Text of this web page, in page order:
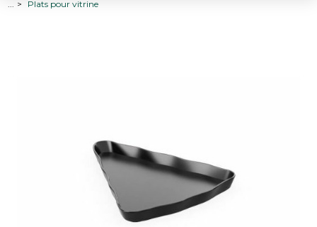
Plats pour vitrine